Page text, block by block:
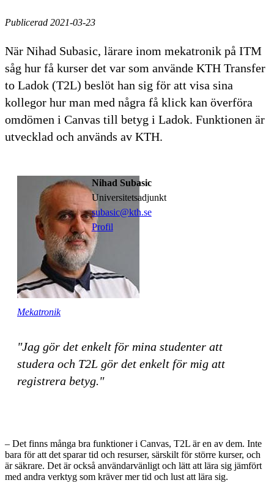
Publicerad 2021-03-23
När Nihad Subasic, lärare inom mekatronik på ITM
såg hur få kurser det var som använde KTH Transfer
to Ladok (T2L) beslöt han sig för att visa sina
kollegor hur man med några få klick kan överföra
omdömen i Canvas till betyg i Ladok. Funktionen är
utvecklad och används av KTH.
Nihad Subasic
universitetsadjunkt
subasic@kth.se
Profil
Mekatronik
"Jag gör det enkelt för mina studenter att
studera och T2L gör det enkelt för mig att
registrera betyg."
– Det finns många bra funktioner i Canvas, T2L är en av dem. Inte
bara för att det sparar tid och resurser, särskilt för större kurser, och
är säkrare. Det är också användarvänligt och lätt att lära sig jämfört
med andra verktyg som kräver mer tid och lust att lära sig.